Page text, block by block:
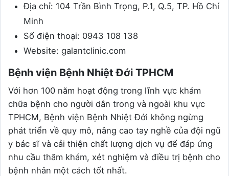
Địa chỉ: 104 Trần Bình Trọng, P.1, Q.5, TP. Hồ Chí
Minh
Số điện thoại: 0943 108 138
Website: galantclinic.com
Bệnh viện Bệnh Nhiệt Đới TPHCM
Với hơn 100 năm hoạt động trong lĩnh vực khám
chữa bệnh cho người dân trong và ngoài khu vực
TPHCM, Bệnh viện Bệnh Nhiệt Đới không ngừng
phát triển về quy mô, nâng cao tay nghề của đội ngũ
y bác sĩ và cải thiện chất lượng dịch vụ để đáp ứng
nhu cầu thăm khám, xét nghiệm và điều trị bệnh cho
bệnh nhân một cách tốt nhất.